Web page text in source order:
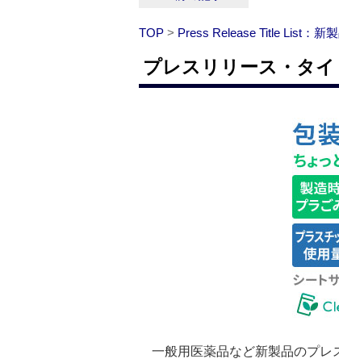
TOP > Press Release Title List：新
プレスリリース・タ
一般用医薬品など新製品のプレ